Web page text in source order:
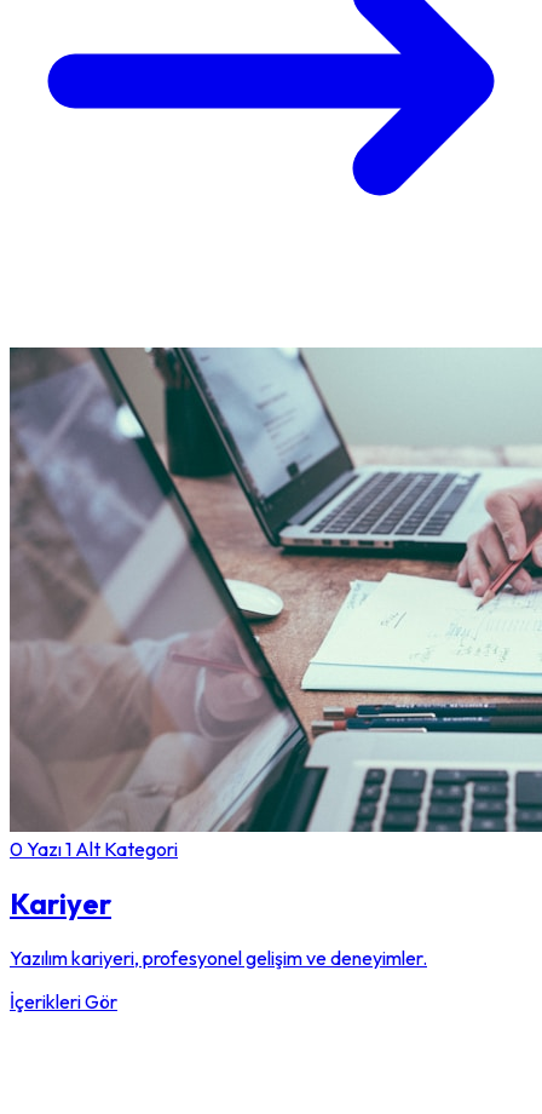
0 Yazı1 Alt Kategori
Kariyer
Yazılım kariyeri, profesyonel gelişim ve deneyimler.
İçerikleri Gör